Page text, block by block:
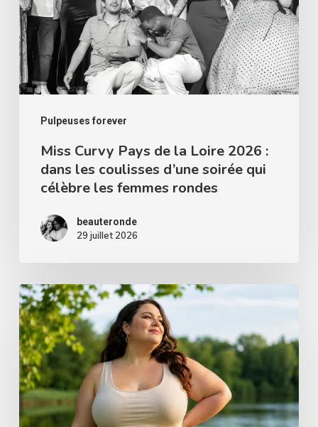
Pulpeuses forever
la
Loire
2026
:
dans
coulisses
d’une
soirée
célèbre
femmes
rondes
Miss Curvy Pays de la Loire 2026 :
dans les coulisses d’une soirée qui
célèbre les femmes rondes
beauteronde
29 juillet 2026
Les
avantages
d’être
gros
!